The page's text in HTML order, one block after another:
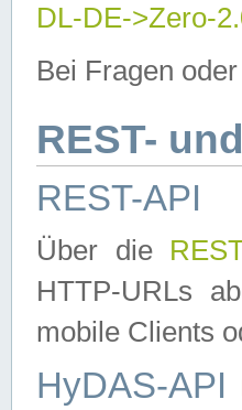
DL-DE->Zero-
Bei Fragen
REST-
REST-API
Über die
HTTP-URLs
mobile Clients
HyDAS-API